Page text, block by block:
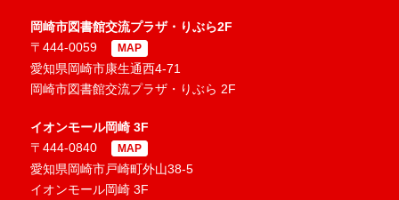
岡崎市図書館交流プラザ・りぶら2F
〒444-0059
MAP
愛知県岡崎市康生通西4-71
岡崎市図書館交流プラザ・りぶら 2F
イオンモール岡崎 3F
〒444-0840
MAP
愛知県岡崎市戸崎町外山38-5
イオンモール岡崎 3F